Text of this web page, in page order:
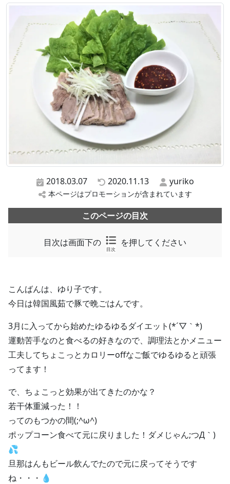
2018.03.07 2020.11.13 yuriko
本ページはプロモーションが含まれています
このページの目次
目次は画面下の
目次
を押してください
こんばんは、ゆり子です。
今日は韓国風茹で豚で晩ごはんです。
3月に入ってから始めたゆるゆるダイエット(*´▽｀*)
運動苦手なのと食べるの好きなので、調理法とかメニュー
工夫してちょこっとカロリーoffなご飯でゆるゆると頑張
ってます！
で、ちょこっと効果が出てきたのかな？
若干体重減った！！
ってのもつかの間(;^ω^)
ポップコーン食べて元に戻りました！ダメじゃん;つД｀)
💦
旦那はんもビール飲んでたので元に戻ってそうです
ね・・・💧